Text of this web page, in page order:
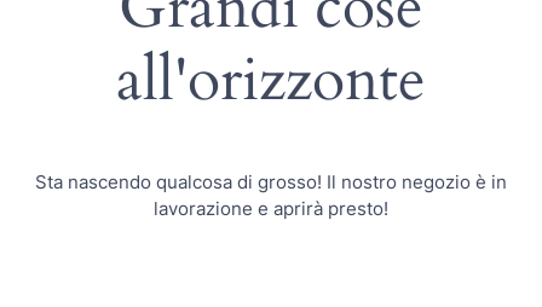
all'orizzonte
Sta nascendo qualcosa di grosso! Il nostro negozio è in
lavorazione e aprirà presto!